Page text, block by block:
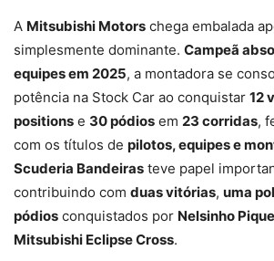
A Mitsubishi Motors chega embalada
simplesmente dominante. Campeã
equipes em 2025, a montadora se
potência na Stock Car ao conquistar 12
positions e 30 pódios em 23 corridas,
com os títulos de pilotos, equipes e
Scuderia Bandeiras teve papel
contribuindo com duas vitórias, uma
pódios conquistados por Nelsinho
Mitsubishi Eclipse Cross.